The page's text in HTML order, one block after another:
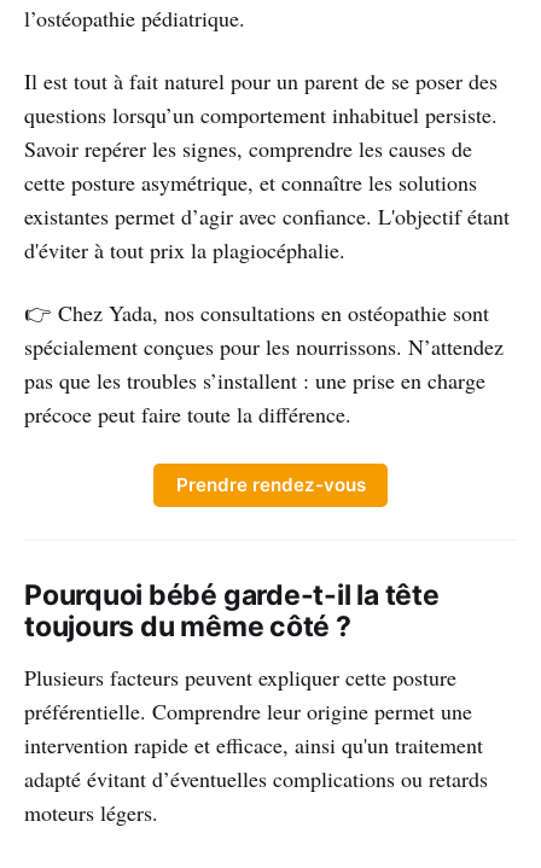
l’ostéopathie pédiatrique.
Il est tout à fait naturel pour un parent de se poser des
questions lorsqu’un comportement inhabituel persiste.
Savoir repérer les signes, comprendre les causes de
cette posture asymétrique, et connaître les solutions
existantes permet d’agir avec confiance. L'objectif étant
d'éviter à tout prix la plagiocéphalie.
👉 Chez Yada, nos consultations en ostéopathie sont
spécialement conçues pour les nourrissons. N’attendez
pas que les troubles s’installent : une prise en charge
précoce peut faire toute la différence.
Prendre rendez-vous
Pourquoi bébé garde-t-il la tête
toujours du même côté ?
Plusieurs facteurs peuvent expliquer cette posture
préférentielle. Comprendre leur origine permet une
intervention rapide et efficace, ainsi qu'un traitement
adapté évitant d’éventuelles complications ou retards
moteurs légers.